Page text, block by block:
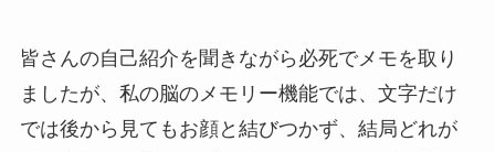
皆さんの自己紹介を聞きながら必死でメモを取り
ましたが、私の脳のメモリー機能では、文字だけ
では後から見てもお顔と結びつかず、結局どれが